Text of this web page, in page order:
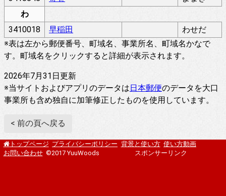
わ
3410018
早稲田
わせだ
※表は左から郵便番号、町域名、事業所名、町域名かなで
す。町域名をクリックすると詳細が表示されます。
2026年7月31日更新
※当サイトおよびアプリのデータは日本郵便のデータを大口
事業所も含め独自に加筆修正したものを使用しています。
< 前の頁へ戻る
トップページ プライバシーポリシー 背景と使い方 使い方動画
お問い合わせ ©2017 YuuWoods スポンサーリンク